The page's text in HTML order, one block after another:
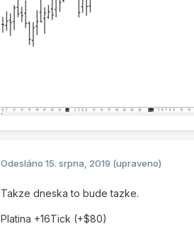
Odesláno 15. srpna, 2019 (upraveno)
Takze dneska to bude tazke.
Platina +16Tick (+$80)